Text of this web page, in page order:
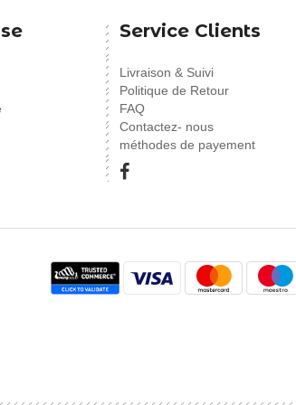
Service Clients
Livraison & Suivi
Politique de Retour
FAQ
Contactez- nous
méthodes de payement